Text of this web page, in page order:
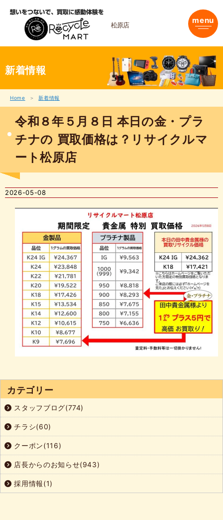
松原店 menu
新着情報
Home 新着情報
令和８年５月８日 本日の金・プラ
チナの 買取価格は？リサイクルマ
ート松原店
2026-05-08
カテゴリー
スタッフブログ(774)
チラシ(60)
クーポン(116)
店長からのお知らせ(943)
採用情報(1)